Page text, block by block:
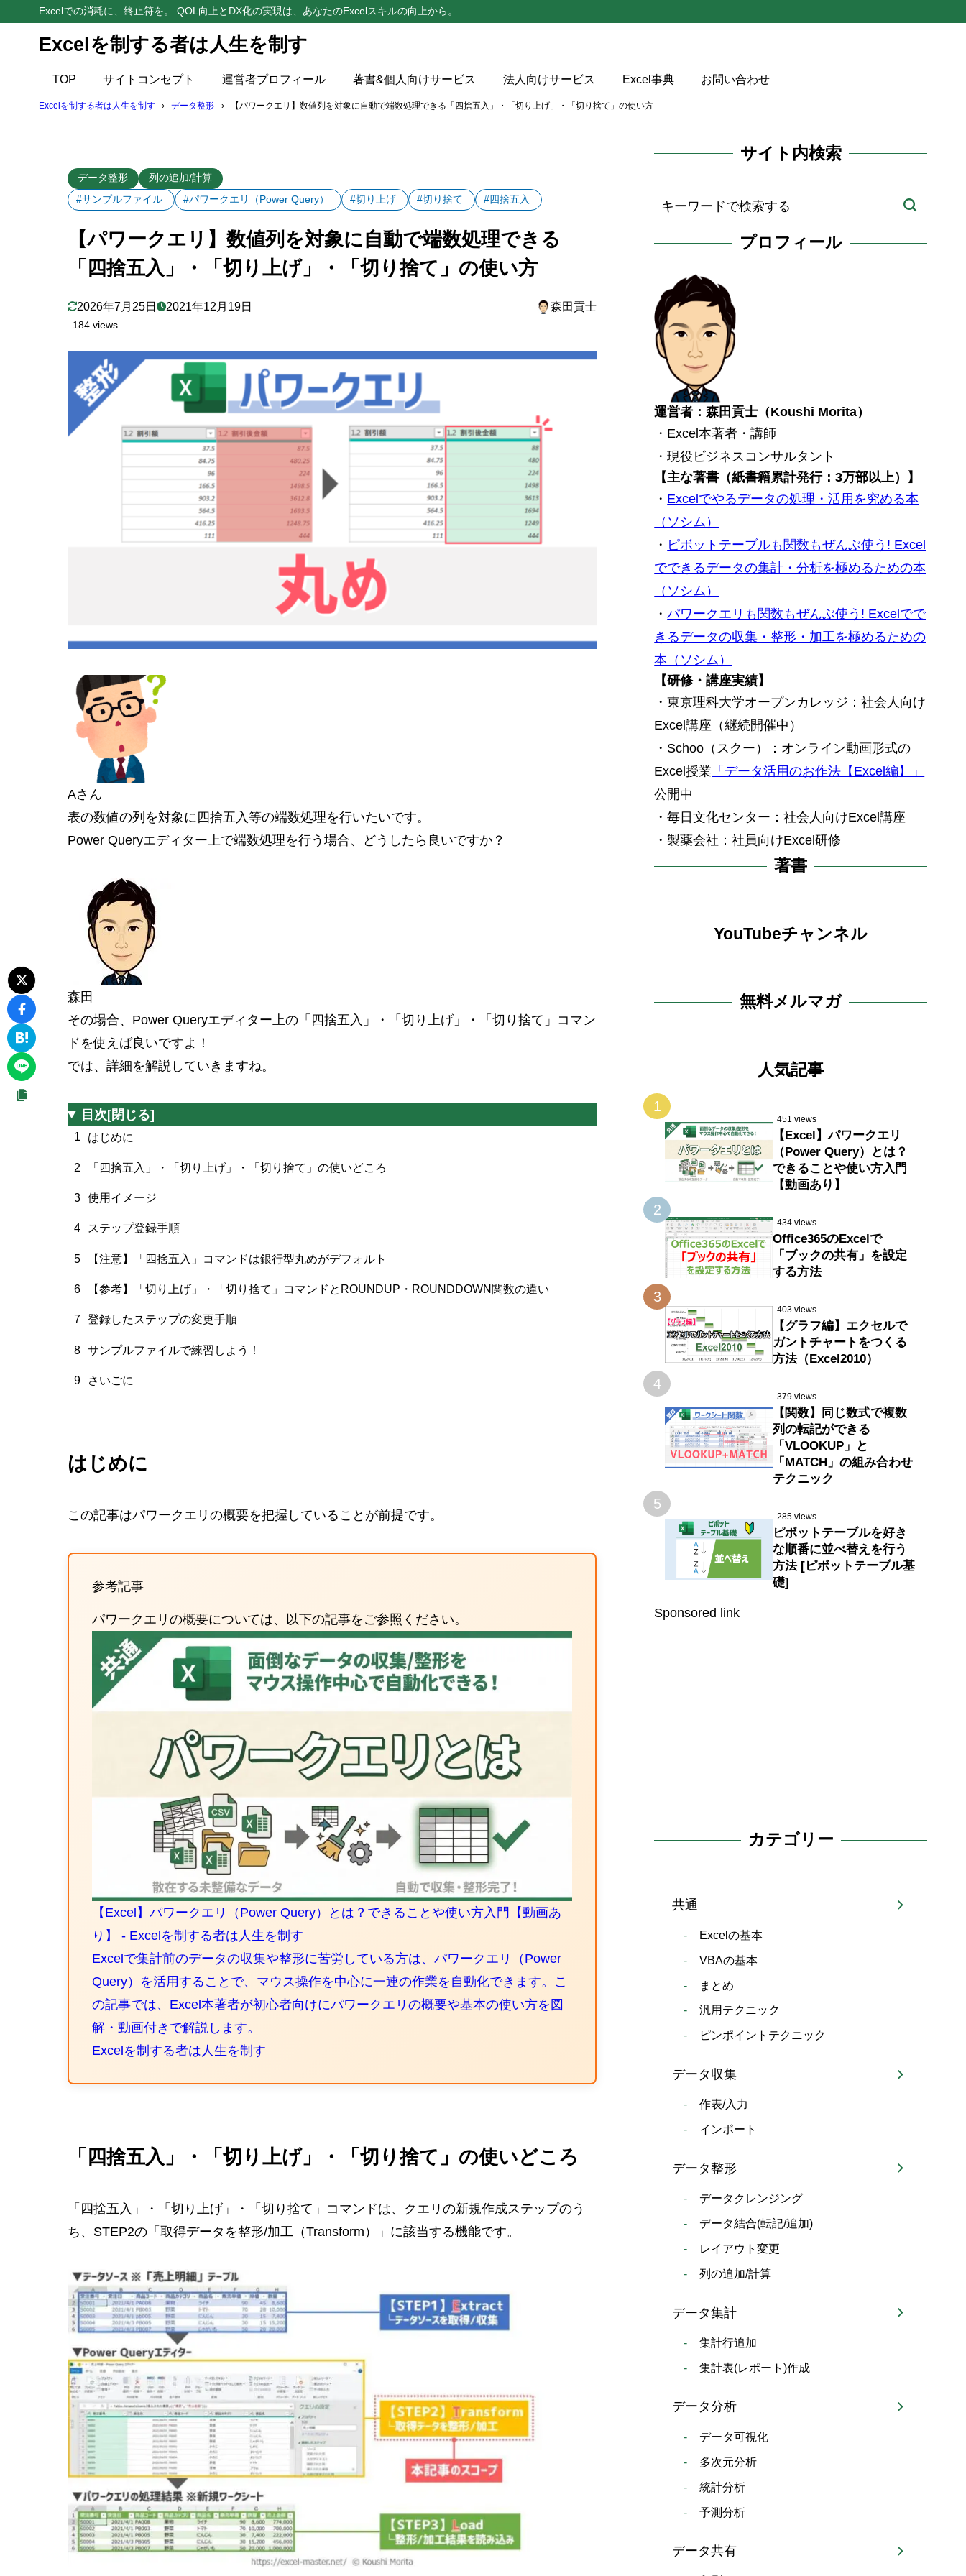
Excelでの消耗に、終止符を。 QOL向上とDX化の実現は、あなたのExcelスキルの向上から。
Excelを制する者は人生を制す
TOP サイトコンセプト 運営者プロフィール 著書&個人向けサービス 法人向けサービス Excel事典 お問い合わせ
Excelを制する者は人生を制す データ整形 【パワークエリ】数値列を対象に自動で端数処理できる「四捨五入」・「切り上げ」・「切り捨て」の使い方
データ整形
列の追加/計算
#サンプルファイル
#パワークエリ（Power Query） #切り上げ #切り捨て #四捨五入
【パワークエリ】数値列を対象に自動で端数処理できる
「四捨五入」・「切り上げ」・「切り捨て」の使い方
2026年7月25日 2021年12月19日 森田貢士
184 views
Aさん
表の数値の列を対象に四捨五入等の端数処理を行いたいです。
Power Queryエディター上で端数処理を行う場合、どうしたら良いですか？
森田
その場合、Power Queryエディター上の「四捨五入」・「切り上げ」・「切り捨て」コマン
ド を使えば良いですよ！
では、詳細を解説していきますね。
目次[閉じる]
1 はじめに
2 「四捨五入」・「切り上げ」・「切り捨て」の使いどころ
3 使用イメージ
4 ステップ登録手順
5 【注意】「四捨五入」コマンドは銀行型丸めがデフォルト
6 【参考】「切り上げ」・「切り捨て」コマンドとROUNDUP・ROUNDDOWN関数の違い
7 登録したステップの変更手順
8 サンプルファイルで練習しよう！
9 さいごに
はじめに
この記事はパワークエリの概要を把握していることが前提です。
参考記事
パワークエリの概要については、以下の記事をご参照ください。
【Excel】パワークエリ（Power Query）とは？できることや使い方入門【動画あ
り】 - Excelを制する者は人生を制す
Excelで集計前のデータの収集や整形に苦労している方は、パワークエリ（Power
Query）を活用することで、マウス操作を中心に一連の作業を自動化できます。こ
の記事では、Excel本著者が初心者向けにパワークエリの概要や基本の使い方を図
解・動画付きで解説します。
Excelを制する者は人生を制す
「四捨五入」・「切り上げ」・「切り捨て」の使いどころ
「四捨五入」・「切り上げ」・「切り捨て」コマンドは、クエリの新規作成ステップのう
ち、STEP2の「取得データを整形/加工（Transform）」に該当する機能です。
サイト内検索
プロフィール
運営者：森田貢士（Koushi Morita）
・Excel本著者・講師
・現役ビジネスコンサルタント
【主な著書（紙書籍累計発行：3万部以上）】
・ Excelでやるデータの処理・活用を究める本
（ソシム）
・ ピボットテーブルも関数もぜんぶ使う! Excel
でできるデータの集計・分析を極めるための本
（ソシム）
・パワークエリも関数もぜんぶ使う! Excelでで
きるデータの収集・整形・加工を極めるための
本（ソシム）
【研修・講座実績】
・東京理科大学オープンカレッジ：社会人向け
Excel講座（継続開催中）
・Schoo（スクー）：オンライン動画形式の
Excel授業 「データ活用のお作法【Excel編】」
公開中
・毎日文化センター：社会人向けExcel講座
・製薬会社：社員向けExcel研修
著書
YouTubeチャンネル
無料メルマガ
人気記事
1
451 views
【Excel】パワークエリ
（Power Query）とは？
できることや使い方入門
【動画あり】
2
434 views
Office365のExcelで
「ブックの共有」を設定
する方法
3
403 views
【グラフ編】エクセルで
ガントチャートをつくる
方法（Excel2010）
4
379 views
【関数】同じ数式で複数
列の転記ができる
「VLOOKUP」と
「MATCH」の組み合わせ
テクニック
5
285 views
ピボットテーブルを好き
な順番に並べ替えを行う
方法 [ピボットテーブル基
礎]
Sponsored link
カテゴリー
共通
Excelの基本
VBAの基本
まとめ
汎用テクニック
ピンポイントテクニック
データ収集
作表/入力
インポート
データ整形
データクレンジング
データ結合(転記/追加)
レイアウト変更
列の追加/計算
データ集計
集計行追加
集計表(レポート)作成
データ分析
データ可視化
多次元分析
統計分析
予測分析
データ共有
目次
1 はじめに
4 ステップ登録手順
6 【参考】「切り上げ」・「切り捨て」コマンドとROUNDUP・ROUNDDOWN関数の違い
7.1 四捨五入の少数点以下の桁数
7.2 その他
8 サンプルファイルで練習しよう！
さいごに